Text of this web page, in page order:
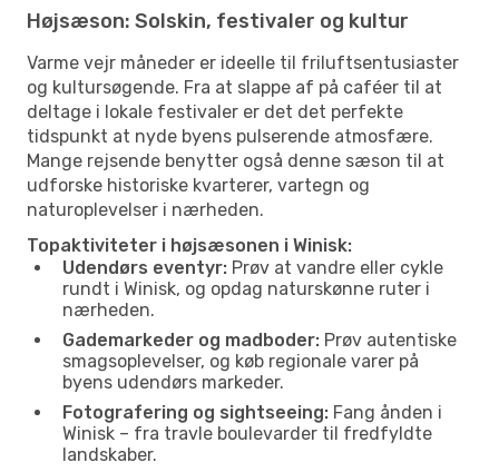
Højsæson: Solskin, festivaler og kultur
Varme vejr måneder er ideelle til friluftsentusiaster
og kultursøgende. Fra at slappe af på caféer til at
deltage i lokale festivaler er det det perfekte
tidspunkt at nyde byens pulserende atmosfære.
Mange rejsende benytter også denne sæson til at
udforske historiske kvarterer, vartegn og
naturoplevelser i nærheden.
Topaktiviteter i højsæsonen i Winisk:
Udendørs eventyr: Prøv at vandre eller cykle
rundt i Winisk, og opdag naturskønne ruter i
nærheden.
Gademarkeder og madboder: Prøv autentiske
smagsoplevelser, og køb regionale varer på
byens udendørs markeder.
Fotografering og sightseeing: Fang ånden i
Winisk – fra travle boulevarder til fredfyldte
landskaber.